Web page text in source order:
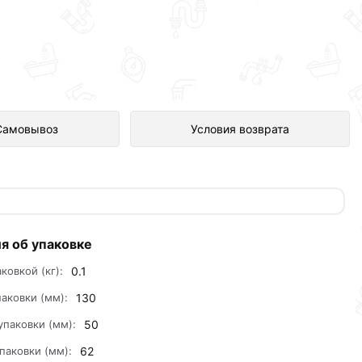
Условия возврата
в интернет-магазине
об упаковке
(кг): 0.1
(мм): 130
(мм): 50
(мм): 62